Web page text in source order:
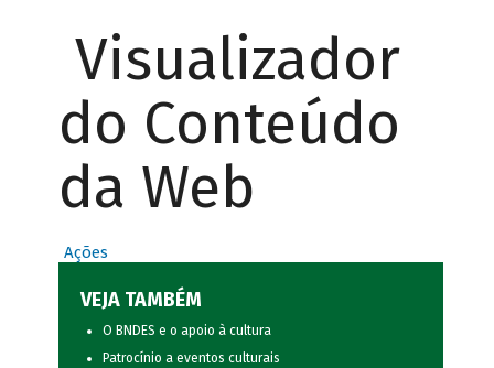
Visualizador
do Conteúdo
da Web
Ações
VEJA TAMBÉM
O BNDES e o apoio à cultura
Patrocínio a eventos culturais